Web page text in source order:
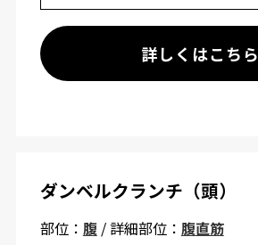
詳しくはこちら
ダンベルクランチ（頭）
部位： 腹/ 詳細部位： 腹直筋